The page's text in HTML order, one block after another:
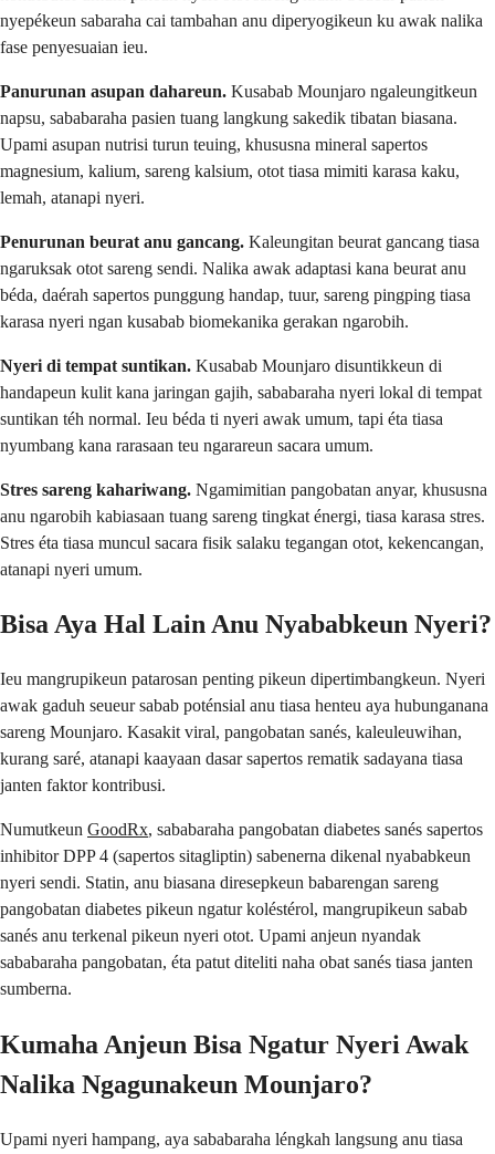
nyepékeun sabaraha cai tambahan anu diperyogikeun ku awak nalika
fase penyesuaian ieu.
Panurunan asupan dahareun. Kusabab Mounjaro ngaleungitkeun
napsu, sababaraha pasien tuang langkung sakedik tibatan biasana.
Upami asupan nutrisi turun teuing, khususna mineral sapertos
magnesium, kalium, sareng kalsium, otot tiasa mimiti karasa kaku,
lemah, atanapi nyeri.
Penurunan beurat anu gancang. Kaleungitan beurat gancang tiasa
ngaruksak otot sareng sendi. Nalika awak adaptasi kana beurat anu
béda, daérah sapertos punggung handap, tuur, sareng pingping tiasa
karasa nyeri ngan kusabab biomekanika gerakan ngarobih.
Nyeri di tempat suntikan. Kusabab Mounjaro disuntikkeun di
handapeun kulit kana jaringan gajih, sababaraha nyeri lokal di tempat
suntikan téh normal. Ieu béda ti nyeri awak umum, tapi éta tiasa
nyumbang kana rarasaan teu ngarareun sacara umum.
Stres sareng kahariwang. Ngamimitian pangobatan anyar, khususna
anu ngarobih kabiasaan tuang sareng tingkat énergi, tiasa karasa stres.
Stres éta tiasa muncul sacara fisik salaku tegangan otot, kekencangan,
atanapi nyeri umum.
Bisa Aya Hal Lain Anu Nyababkeun Nyeri?
Ieu mangrupikeun patarosan penting pikeun dipertimbangkeun. Nyeri
awak gaduh seueur sabab poténsial anu tiasa henteu aya hubunganana
sareng Mounjaro. Kasakit viral, pangobatan sanés, kaleuleuwihan,
kurang saré, atanapi kaayaan dasar sapertos rematik sadayana tiasa
janten faktor kontribusi.
Numutkeun GoodRx, sababaraha pangobatan diabetes sanés sapertos
inhibitor DPP 4 (sapertos sitagliptin) sabenerna dikenal nyababkeun
nyeri sendi. Statin, anu biasana diresepkeun babarengan sareng
pangobatan diabetes pikeun ngatur koléstérol, mangrupikeun sabab
sanés anu terkenal pikeun nyeri otot. Upami anjeun nyandak
sababaraha pangobatan, éta patut diteliti naha obat sanés tiasa janten
sumberna.
Kumaha Anjeun Bisa Ngatur Nyeri Awak
Nalika Ngagunakeun Mounjaro?
Upami nyeri hampang, aya sababaraha léngkah langsung anu tiasa